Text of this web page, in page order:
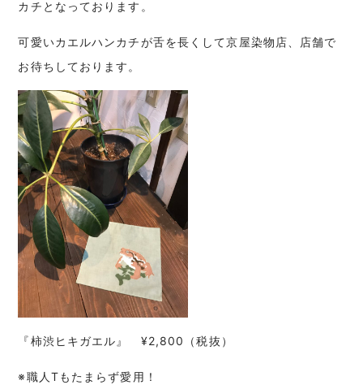
カチとなっております。
可愛いカエルハンカチが舌を長くして京屋染物店、店舗で
お待ちしております。
『柿渋ヒキガエル』 ¥2,800（税抜）
※職人Tもたまらず愛用！